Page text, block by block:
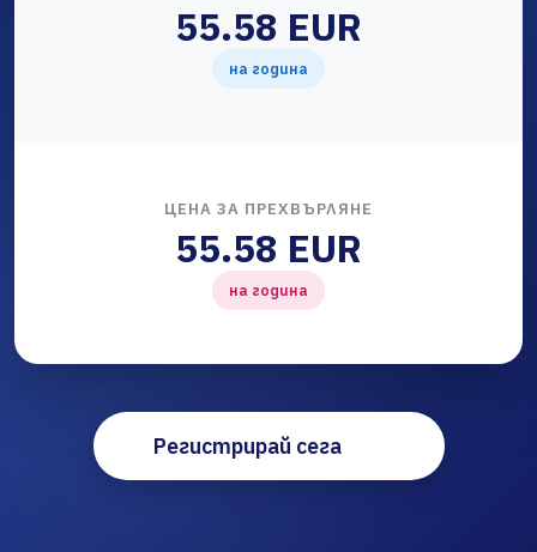
55.58 EUR
на година
ЦЕНА ЗА ПРЕХВЪРЛЯНЕ
55.58 EUR
на година
Регистрирай сега